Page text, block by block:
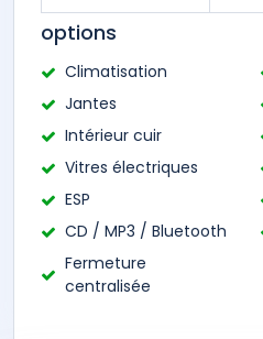
options
Climatisation
Jantes
Intérieur cuir
Vitres électriques
ESP
CD / MP3 / Bluetooth
Fermeture
centralisée